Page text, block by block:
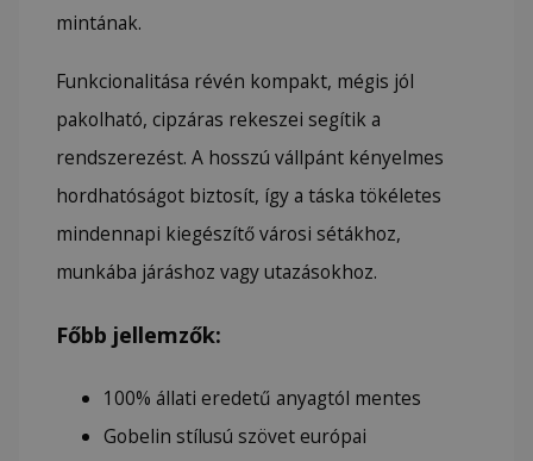
mintának.
Funkcionalitása révén kompakt, mégis jól
pakolható, cipzáras rekeszei segítik a
rendszerezést. A hosszú vállpánt kényelmes
hordhatóságot biztosít, így a táska tökéletes
mindennapi kiegészítő városi sétákhoz,
munkába járáshoz vagy utazásokhoz.
Főbb jellemzők:
100% állati eredetű anyagtól mentes
Gobelin stílusú szövet európai